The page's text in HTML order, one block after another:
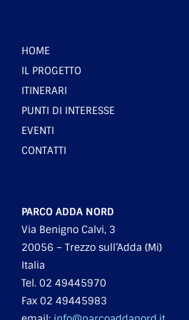
HOME
IL PROGETTO
ITINERARI
PUNTI DI INTERESSE
EVENTI
CONTATTI
PARCO ADDA NORD
Via Benigno Calvi, 3
20056 – Trezzo sull’Adda (Mi)
Italia
Tel. 02 49445970
Fax 02 49445983